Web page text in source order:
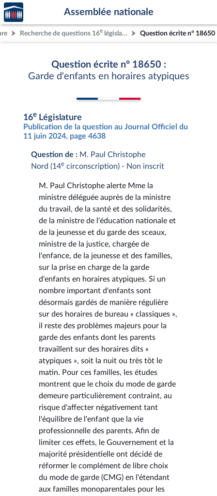
Aller au contenu
Aller en bas de la page
Accèder
à la
page
d'accueil
Assemblée nationale
Recherche de questions 16e législature Question écrite n° 18650
Question écrite n° 18650 :
Garde d'enfants en horaires atypiques
16e Législature
Publication de la question au Journal Officiel du
11 juin 2024, page 4638
Question de : M. Paul Christophe
Nord (14e circonscription) - Non inscrit
M. Paul Christophe alerte Mme la
ministre déléguée auprès de la ministre
du travail, de la santé et des solidarités,
de la ministre de l'éducation nationale et
de la jeunesse et du garde des sceaux,
ministre de la justice, chargée de
l'enfance, de la jeunesse et des familles,
sur la prise en charge de la garde
d'enfants en horaires atypiques. Si un
nombre important d'enfants sont
désormais gardés de manière régulière
sur des horaires de bureau « classiques »,
il reste des problèmes majeurs pour la
garde des enfants dont les parents
travaillent sur des horaires dits «
atypiques », soit la nuit ou très tôt le
matin. Pour ces familles, les études
montrent que le choix du mode de garde
demeure particulièrement contraint, au
risque d'affecter négativement tant
l'équilibre de l'enfant que la vie
professionnelle des parents. Afin de
limiter ces effets, le Gouvernement et la
majorité présidentielle ont décidé de
réformer le complément de libre choix
du mode de garde (CMG) en l'étendant
aux familles monoparentales pour les